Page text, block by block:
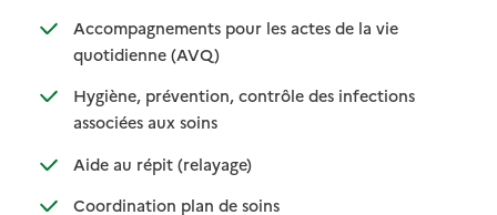
Accompagnements pour les actes de la vie
quotidienne (AVQ): disponible
: non disponible
Hygiène, prévention, contrôle des infections
associées aux soins: disponible
: non disponible
Aide au répit (relayage): disponible
: non disponible
Coordination plan de soins: disponible
: non disponible